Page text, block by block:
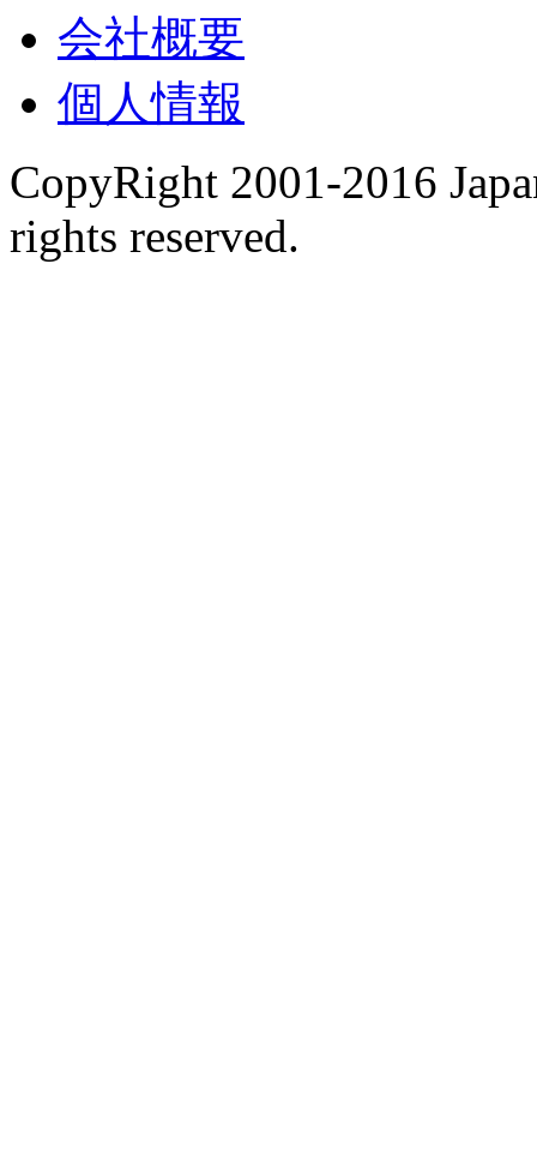
会社概要
個人情報
CopyRight 2001-2016
rights reserved.